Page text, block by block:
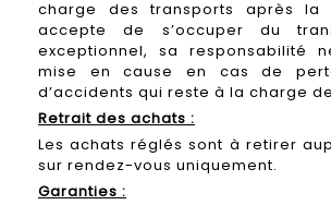
charge des transports après la
accepte de s’occuper du
exceptionnel, sa responsabilité
mise en cause en cas de
d’accidents qui reste à la charge
Retrait des achats :
Les achats réglés sont à retirer
sur rendez-vous uniquement.
Garanties :